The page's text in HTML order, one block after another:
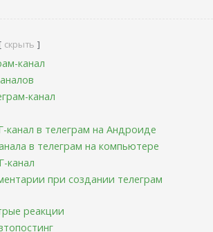
скрыть
канал
канал
канал в телеграм на Андроиде
в телеграм на компьютере
канал
при создании телеграм
реакции